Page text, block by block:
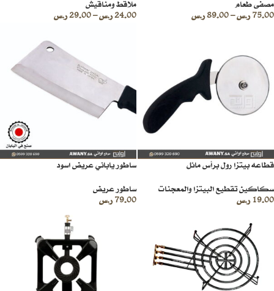
مصفى طعام
75.00ر.س–
89.00ر.س
ملاقط ومناقيش
24.00ر.س–
29.00ر.س
قطاعه بيتزا رول برأس مائل
سكاكين تقطيع البيتزا والمعجنات
19.00 ر.س
ساطور ياباني عريض اسود
ساطور عريض
79.00ر.س